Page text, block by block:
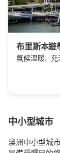
布里斯本遊
氣候溫暖、
中小型城市
澳洲中小型城